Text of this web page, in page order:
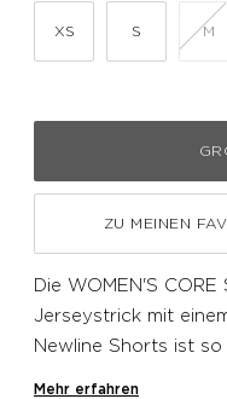
XS S M
ZU MEINEN
Die WOMEN'S
Jerseystrick mit
Newline Shorts ist
Mehr erfahren